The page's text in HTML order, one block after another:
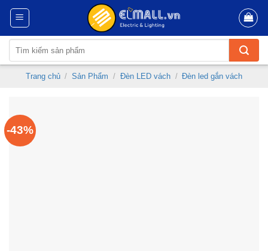
Skip
content
kiếm:
Trang chủ / Sản Phẩm / Đèn LED vách / Đèn led gắn vách
-43%